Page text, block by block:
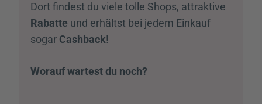
Dort findest du viele tolle Shops, attraktive
Rabatte und erhältst bei jedem Einkauf
sogar Cashback!
Worauf wartest du noch?